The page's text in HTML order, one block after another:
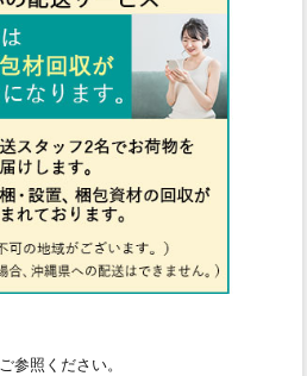
参照ください。